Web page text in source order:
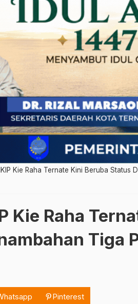
Kie Raha Ternate Kini Beruba Status
Kie Raha
Tiga
Pinterest